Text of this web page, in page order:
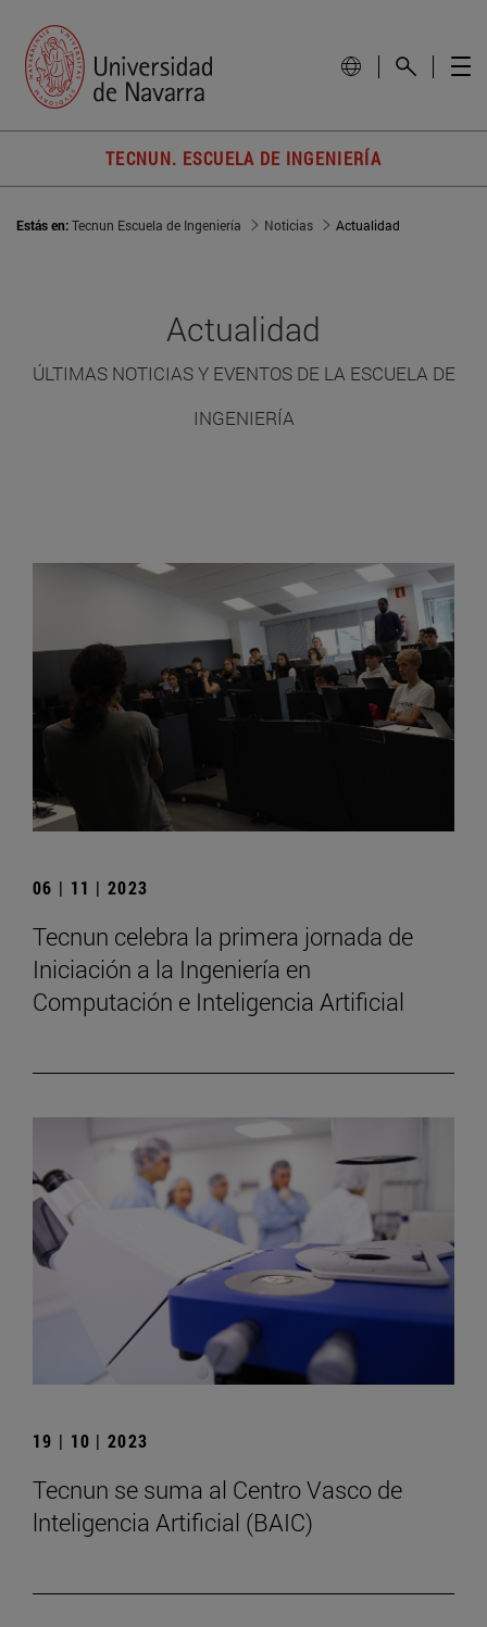
TECNUN. ESCUELA DE INGENIERÍA
Estás en:Tecnun Escuela de Ingeniería Noticias Actualidad
Actualidad
ÚLTIMAS NOTICIAS Y EVENTOS DE LA ESCUELA DE
INGENIERÍA
06 | 11 | 2023
Tecnun celebra la primera jornada de
Iniciación a la Ingeniería en
Computación e Inteligencia Artificial
19 | 10 | 2023
Tecnun se suma al Centro Vasco de
lnteligencia Artificial (BAIC)